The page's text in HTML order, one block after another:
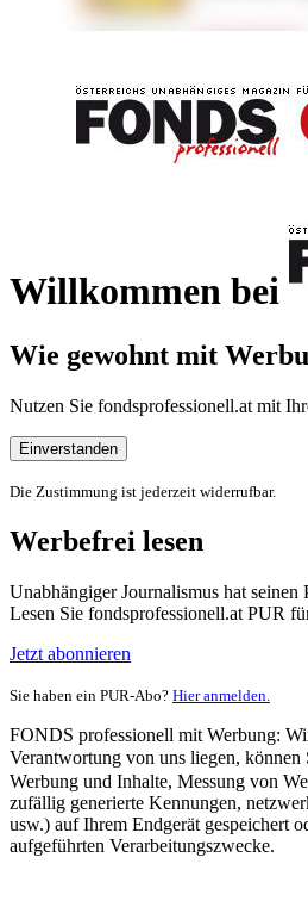
Willkommen bei
Wie gewohnt mit
Nutzen Sie fondsprofessionell.at mit
Einverstanden
Die Zustimmung ist jederzeit widerrufbar.
Werbefrei lesen
Unabhängiger Journalismus hat seinen
Lesen Sie fondsprofessionell.at PUR
Jetzt abonnieren
Sie haben ein PUR-Abo? Hier anmelden.
FONDS professionell mit Werbung:
Verantwortung von uns liegen, können
Werbung und Inhalte, Messung von
zufällig generierte Kennungen,
usw.) auf Ihrem Endgerät gespeichert
aufgeführten Verarbeitungszwecke.